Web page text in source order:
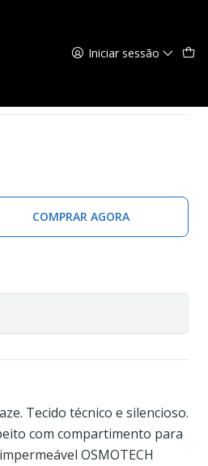
Iniciar sessão
COMPRAR AGORA
Tecido técnico e silencioso.
com compartimento para
OSMOTECH